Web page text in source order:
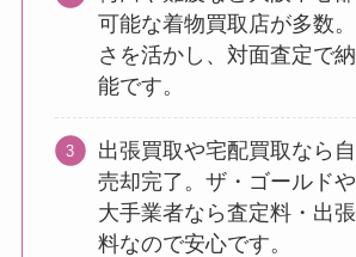
可能な着物買取店が多数
さを活かし、対面査定で
能です。
出張買取や宅配買取なら
売却完了。ザ・ゴールド
大手業者なら査定料・出
料なので安心です。